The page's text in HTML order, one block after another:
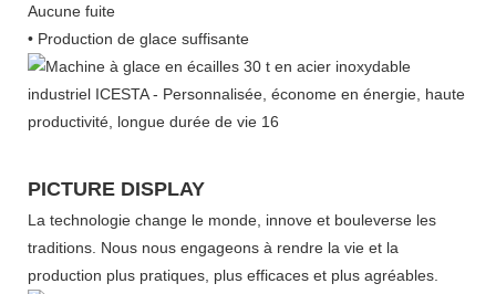
Aucune fuite
• Production de glace suffisante
PICTURE DISPLAY
La technologie change le monde, innove et bouleverse les
traditions. Nous nous engageons à rendre la vie et la
production plus pratiques, plus efficaces et plus agréables.